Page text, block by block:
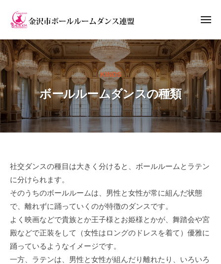
ン
ツ
へ
ス
キ
ッ
プ
金
沢
市
ボ
ー
ル
ー
ン
ス
連
盟
メ
ー
KINDS
ボールルームダンスの種類
ボ
ー
ル
ル
ー
ム
社交ダンスの種目は大きく分けると、ボールルームとラテン
に分けられます。
そのうちのボールルームは、男性と女性が常に組んだ状態
で、離れずに踊っていくのが特徴のダンスです。
よく映画などで貴族とか王子様とお姫様とかが、舞踏会や宮
殿などで正装をして（女性はロングのドレスを着て）優雅に
踊っているようなイメージです。
一方、ラテンは、男性と女性が組んだり離れたり、いろいろ
市
ー
ル
ル
ー
ム
ダ
ン